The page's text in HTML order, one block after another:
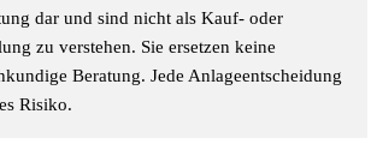
dar und sind nicht als Kauf- oder
zu verstehen. Sie ersetzen keine
Beratung. Jede Anlageentscheidung
Risiko.